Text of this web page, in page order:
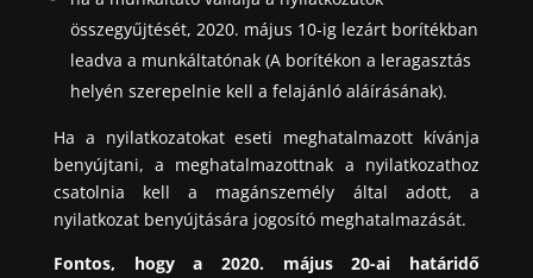
összegyűjtését, 2020. május 10-ig lezárt borítékban
leadva a munkáltatónak (A borítékon a leragasztás
helyén szerepelnie kell a felajánló aláírásának).
Ha a nyilatkozatokat eseti meghatalmazott kívánja
benyújtani, a meghatalmazottnak a nyilatkozathoz
csatolnia kell a magánszemély által adott, a
nyilatkozat benyújtására jogosító meghatalmazását.
Fontos, hogy a 2020. május 20-ai határidő